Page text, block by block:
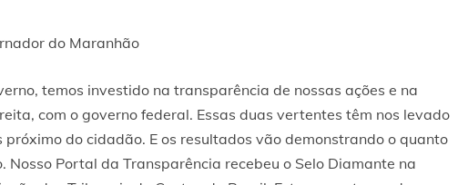
do Maranhão
temos investido na transparência de nossas ações e na
com o governo federal. Essas duas vertentes têm nos levado
do cidadão. E os resultados vão demonstrando o quanto
Nosso Portal da Transparência recebeu o Selo Diamante na